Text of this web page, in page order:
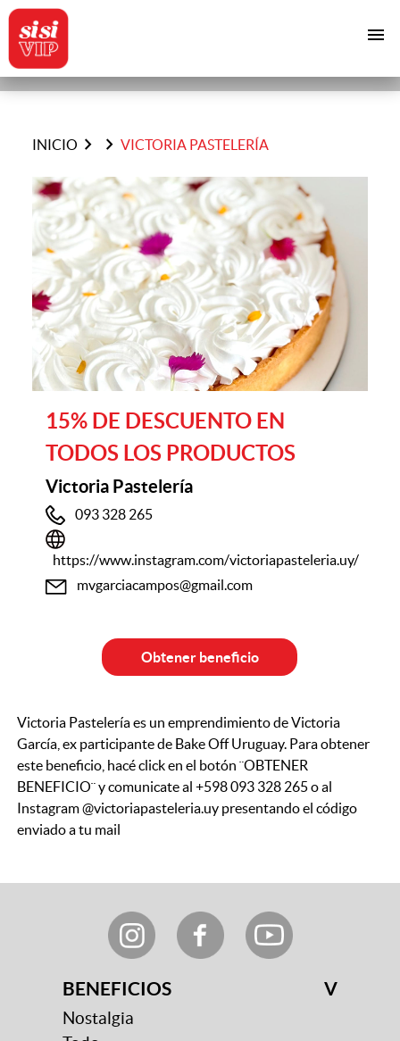
menu
INICIO chevron_right chevron_right VICTORIA PASTELERÍA
15% DE DESCUENTO EN
TODOS LOS PRODUCTOS
Victoria Pastelería
093 328 265
https://www.instagram.com/victoriapasteleria.uy/
mvgarciacampos@gmail.com
Obtener beneficio
Victoria Pastelería es un emprendimiento de Victoria
García, ex participante de Bake Off Uruguay. Para obtener
este beneficio, hacé click en el botón ¨OBTENER
BENEFICIO¨ y comunicate al +598 093 328 265 o al
Instagram @victoriapasteleria.uy presentando el código
enviado a tu mail
BENEFICIOS V
Nostalgia